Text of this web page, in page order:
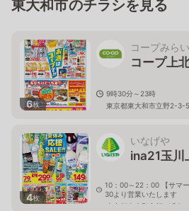
東大和市のチラシを見る
6枚
コープみらい
コープ上
9時30分～23時
東京都東大和市立野2-3-5
4枚
いなげや
ina21玉川
10：00～22：00 【サマ
30より営業いたします
東京都東大和市桜が丘3